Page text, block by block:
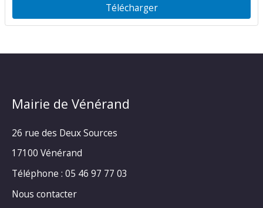
Télécharger
Mairie de Vénérand
26 rue des Deux Sources
17100 Vénérand
Téléphone : 05 46 97 77 03
Nous contacter